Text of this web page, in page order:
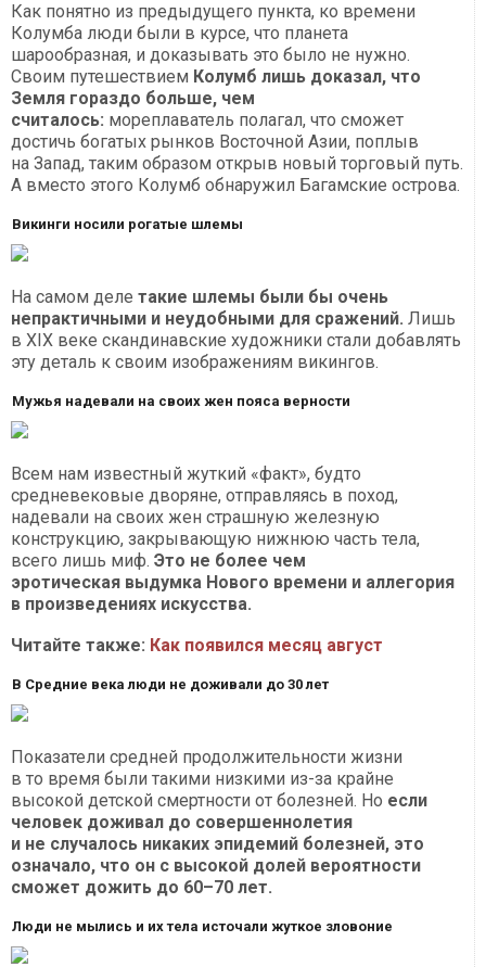
Как понятно из предыдущего пункта, ко времени
Колумба люди были в курсе, что планета
шарообразная, и доказывать это было не нужно.
Своим путешествием Колумб лишь доказал, что
Земля гораздо больше, чем
считалось: мореплаватель полагал, что сможет
достичь богатых рынков Восточной Азии, поплыв
на Запад, таким образом открыв новый торговый путь.
А вместо этого Колумб обнаружил Багамские острова.
Викинги носили рогатые шлемы
На самом деле такие шлемы были бы очень
непрактичными и неудобными для сражений. Лишь
в XIX веке скандинавские художники стали добавлять
эту деталь к своим изображениям викингов.
Мужья надевали на своих жен пояса верности
Всем нам известный жуткий «факт», будто
средневековые дворяне, отправляясь в поход,
надевали на своих жен страшную железную
конструкцию, закрывающую нижнюю часть тела,
всего лишь миф. Это не более чем
эротическая выдумка Нового времени и аллегория
в произведениях искусства.
Читайте также: Как появился месяц август
В Средние века люди не доживали до 30 лет
Показатели средней продолжительности жизни
в то время были такими низкими из-за крайне
высокой детской смертности от болезней. Но если
человек доживал до совершеннолетия
и не случалось никаких эпидемий болезней, это
означало, что он с высокой долей вероятности
сможет дожить до 60–70 лет.
Люди не мылись и их тела источали жуткое зловоние